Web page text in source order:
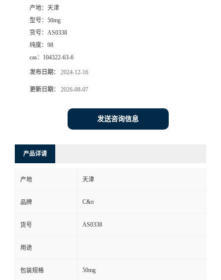
产地： 天津
型号： 50mg
货号： AS0338
纯度： 98
cas： 104322-63-6
发布日期： 2024-12-16
更新日期： 2026-08-07
发送咨询信息
产品详请
产地 天津
品牌 C&π
货号 AS0338
用途
包装规格 50mg